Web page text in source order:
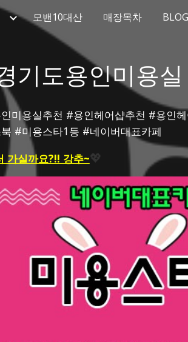
Skip
모밴10대산 매장목차 BLOG
기도용인미용실
미용실추천 #용인헤어샵추천 #용인
#미용스타1등 #네이버대표카페
가실까요?!! 강추~💖